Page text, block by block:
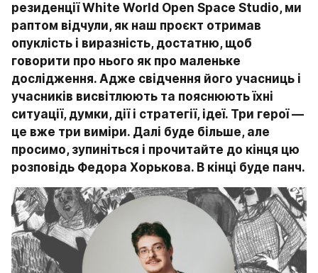
резиденції White World Open Space Studio, ми
раптом відчули, як наш проєкт отримав
опуклість і виразність, достатню, щоб
говорити про нього як про маленьке
дослідження. Адже свідчення його учасниць і
учасників висвітлюють та пояснюють їхні
ситуації, думки, дії і стратегії, ідеї. Три герої —
це вже три виміри. Далі буде більше, але
просимо, зупиніться і прочитайте до кінця цю
розповідь Федора Хорькова. В кінці буде панч.